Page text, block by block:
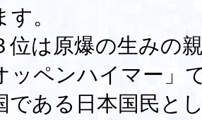
。
は原爆の生みの
ッペンハイマー」
である日本国民と